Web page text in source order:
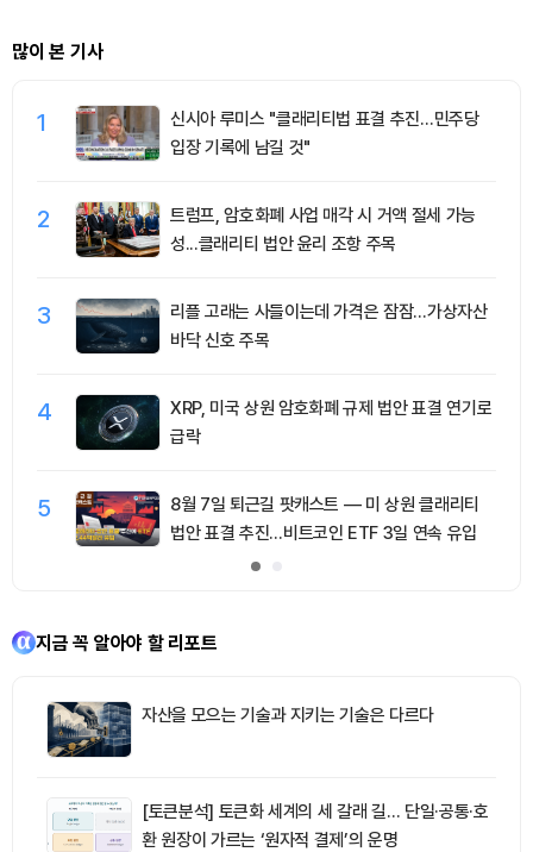
많이 본 기사
1
신시아 루미스 "클래리티법 표결 추진…민주당
입장 기록에 남길 것"
2
트럼프, 암호화폐 사업 매각 시 거액 절세 가능
성...클래리티 법안 윤리 조항 주목
3
리플 고래는 사들이는데 가격은 잠잠…가상자산
바닥 신호 주목
4
XRP, 미국 상원 암호화폐 규제 법안 표결 연기로
급락
5
8월 7일 퇴근길 팟캐스트 — 미 상원 클래리티
법안 표결 추진…비트코인 ETF 3일 연속 유입
지금 꼭 알아야 할 리포트
자산을 모으는 기술과 지키는 기술은 다르다
[토큰분석] 토큰화 세계의 세 갈래 길… 단일·공통·호
환 원장이 가르는 ‘원자적 결제’의 운명